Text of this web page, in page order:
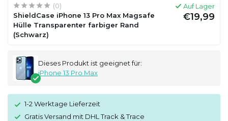
(0)
ShieldCase iPhone 13 Pro Max Magsafe
Hülle Transparenter farbiger Rand
(Schwarz)
Auf Lager
€19,99
Dieses Produkt ist geeignet für:
iPhone 13 Pro Max
1-2 Werktage Lieferzeit
Gratis Versand mit DHL Track & Trace